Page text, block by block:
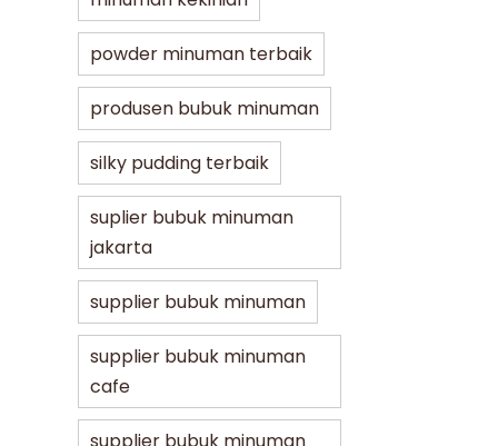
powder minuman terbaik
produsen bubuk minuman
silky pudding terbaik
suplier bubuk minuman
jakarta
supplier bubuk minuman
supplier bubuk minuman
cafe
supplier bubuk minuman